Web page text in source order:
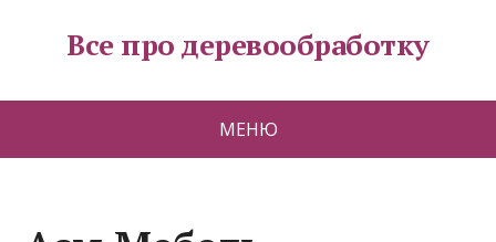
Все про деревообработку
МЕНЮ